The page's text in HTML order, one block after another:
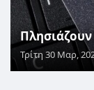
Τρίτη 30 Μαρ,